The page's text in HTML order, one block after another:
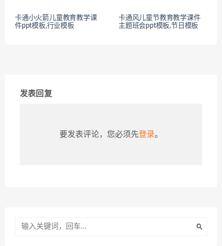
卡通小火箭儿童教育教学课
件ppt模板,行业模板
卡通风儿童节教育教学课件
主题班会ppt模板,节日模板
发表回复
要发表评论，您必须先登录。